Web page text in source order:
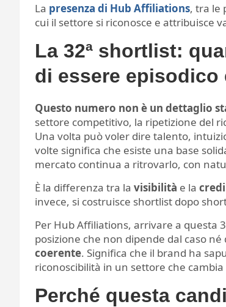
La presenza di Hub Affiliations, tra le
cui il settore si riconosce e attribuisce
La 32ª shortlist:
di essere episodico
Questo numero non è un dettaglio
settore competitivo, la ripetizione del
Una volta può voler dire talento,
volte significa che esiste una base
mercato continua a ritrovarlo, con
È la differenza tra la visibilità e la
invece, si costruisce shortlist dopo
Per Hub Affiliations, arrivare a questa
posizione che non dipende dal caso
coerente. Significa che il brand ha
riconoscibilità in un settore che
Perché questa